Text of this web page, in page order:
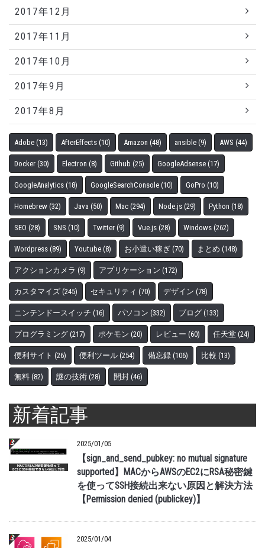
2017年12月
2017年11月
2017年10月
2017年9月
2017年8月
Adobe (13) AfterEffects (10) Amazon (48) ansible (9) AWS (44)
Docker (30) Electron (8) Github (25) GoogleAdsense (17)
GoogleAnalytics (18) GoogleSearchConsole (10) GoPro (10)
Homebrew (32) Java (50) Mac (294) Node.js (29) Python (18)
SEO (28) SNS (10) Twitter (9) Vue.js (28) Windows (262)
Wordpress (89) Youtube (8) お小遣い稼ぎ (70) まとめ (148)
アクションカメラ (9) アプリケーション (172)
カスタマイズ (245) セキュリティ (70) デザイン (78)
ニンテンドースイッチ (16) パソコン (332) ブログ (133)
プログラミング (217) ポケモン (20) レビュー (60) 任天堂 (24)
便利サイト (26) 便利ツール (254) 備忘録 (106) 比較 (13)
無料 (82) 謎の技術 (28) 開封 (46)
新着記事
2025/01/05
【sign_and_send_pubkey: no mutual signature
supported】MACからAWSのEC2にRSA秘密鍵
を使ってSSH接続出来ない原因と解決方法
【Permission denied (publickey)】
2025/01/04